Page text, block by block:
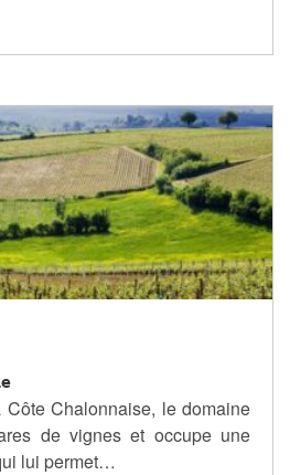
Chalonnaise, le domaine
de vignes et occupe une
lui permet…